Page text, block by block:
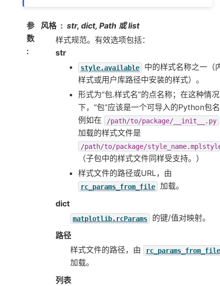
参
数
:
风格
str, dict, Path 或 list
样式规范。有效选项包括：
str
style.available
中的样式名称之一（
样式或用户库路径中安装的样式）。
形式为“包.样式名”的点名称；在这种情况
下，“包”应该是一个可导入的Python包
例如在
/path/to/package/__init__.py
加载的样式文件是
/path/to/package/
（子包中的样式文件同样受支持。）
样式文件的路径或URL，由
rc_params_from_file
加载。
dict
matplotlib.rcParams
的键/值对映射。
路径
样式文件的路径，由
rc_params_from_file
加载。
列表